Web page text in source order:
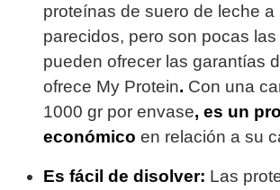
proteínas de suero de leche a
parecidos, pero son pocas
pueden ofrecer las garantías
ofrece My Protein. Con una
1000 gr por envase, es un
económico en relación a su
Es fácil de disolver: Las